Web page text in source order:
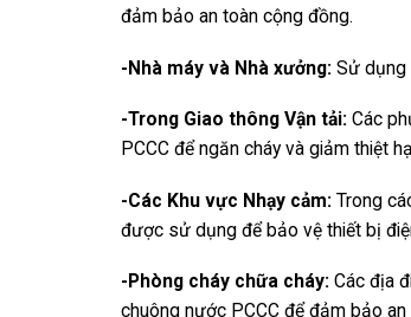
đảm bảo an toàn cộng đồng.
-Nhà máy và Nhà xưởng: Sử dụng
-Trong Giao thông Vận tải: Các
PCCC để ngăn cháy và giảm thiệt
-Các Khu vực Nhạy cảm: Trong
được sử dụng để bảo vệ thiết bị
-Phòng cháy chữa cháy: Các địa
chuông nước PCCC để đảm bảo